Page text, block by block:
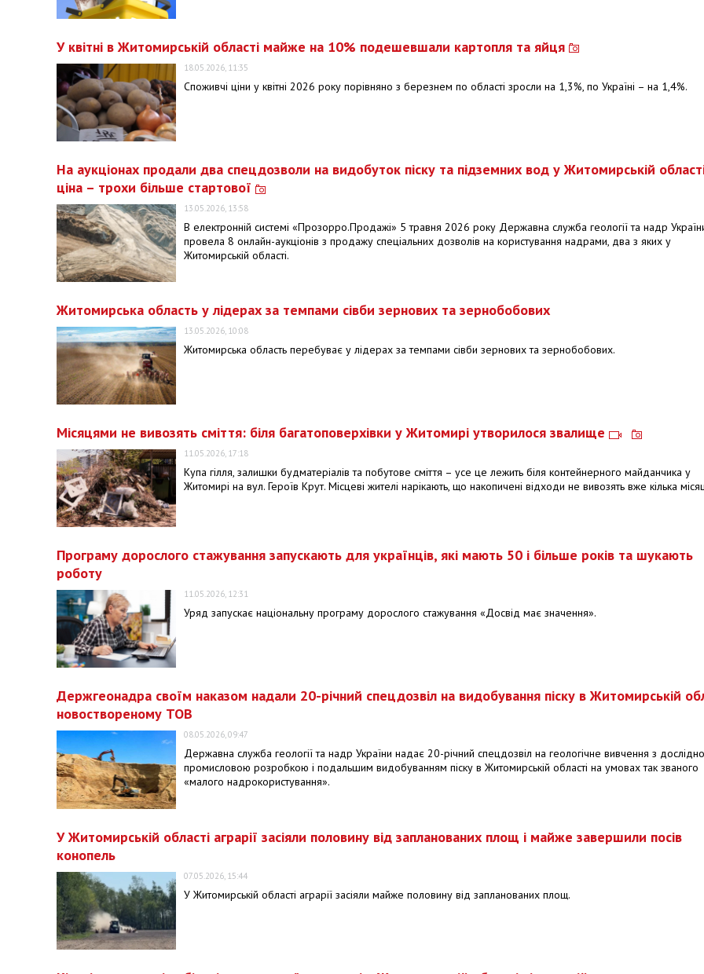
У квітні в Житомирській області майже на 10% подешевшали картопля та яйця
18.05.2026, 11:35
Споживчі ціни у квітні 2026 року порівняно з березнем по області зросли на 1,3%, по Україні – на 1,4%.
На аукціонах продали два спецдозволи на видобуток піску та підземних вод у Житомирській
ціна – трохи більше стартової
13.05.2026, 13:58
В електронній системі «Прозорро.Продажі» 5 травня 2026 року Державна служба геології та надр
провела 8 онлайн-аукціонів з продажу спеціальних дозволів на користування надрами, два з яких у
Житомирській області.
Житомирська область у лідерах за темпами сівби зернових та зернобобових
13.05.2026, 10:08
Житомирська область перебуває у лідерах за темпами сівби зернових та зернобобових.
Місяцями не вивозять сміття: біля багатоповерхівки у Житомирі утворилося звалище
11.05.2026, 17:18
Купа гілля, залишки будматеріалів та побутове сміття – усе це лежить біля контейнерного майданчика у
Житомирі на вул. Героїв Крут. Місцеві жителі нарікають, що накопичені відходи не вивозять вже кілька
Програму дорослого стажування запускають для українців, які мають 50 і більше років та шукають
роботу
11.05.2026, 12:31
Уряд запускає національну програму дорослого стажування «Досвід має значення».
Держгеонадра своїм наказом надали 20-річний спецдозвіл на видобування піску в Житомирській
новоствореному ТОВ
08.05.2026, 09:47
Державна служба геології та надр України надає 20-річний спецдозвіл на геологічне вивчення з
промисловою розробкою і подальшим видобуванням піску в Житомирській області на умовах так званого
«малого надрокористування».
У Житомирській області аграрії засіяли половину від запланованих площ і майже завершили посів
конопель
07.05.2026, 15:44
У Житомирській області аграрії засіяли майже половину від запланованих площ.